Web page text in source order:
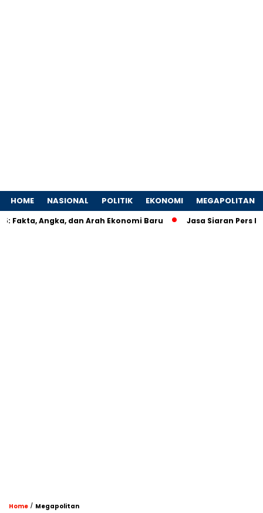
HOME NASIONAL POLITIK EKONOMI MEGAPOLITAN
Angka, dan Arah Ekonomi Baru Jasa Siaran Pers
Home / Megapolitan